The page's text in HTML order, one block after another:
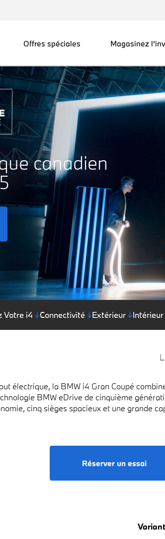
Offres spéciales Magasinez
canadien
Votre i4 ↓Connectivité ↓Extérieur ↓Intérieur
électrique, la BMW i4 Gran Coupé
BMW eDrive de cinquième
cinq sièges spacieux et une grande
Réserver un essai